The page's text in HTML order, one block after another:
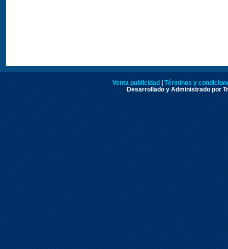
Venta publicidad
Términos y
Desarrollado y Administrado por